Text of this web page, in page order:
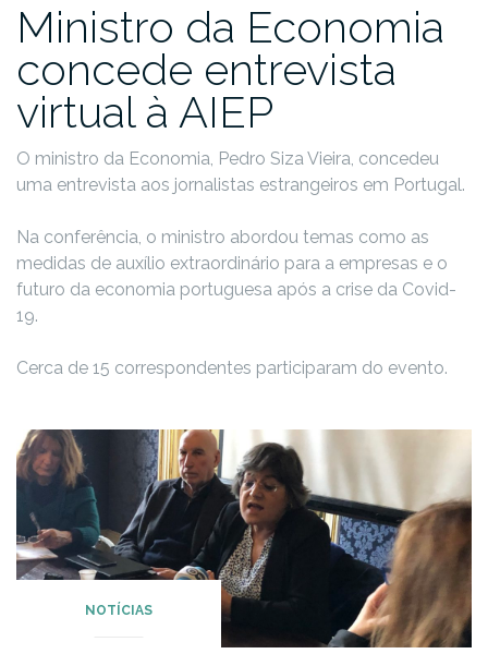
Ministro da Economia
concede entrevista
virtual à AIEP
O ministro da Economia, Pedro Siza Vieira, concedeu
uma entrevista aos jornalistas estrangeiros em Portugal.
Na conferência, o ministro abordou temas como as
medidas de auxílio extraordinário para a empresas e o
futuro da economia portuguesa após a crise da Covid-
19.
Cerca de 15 correspondentes participaram do evento.
NOTÍCIAS